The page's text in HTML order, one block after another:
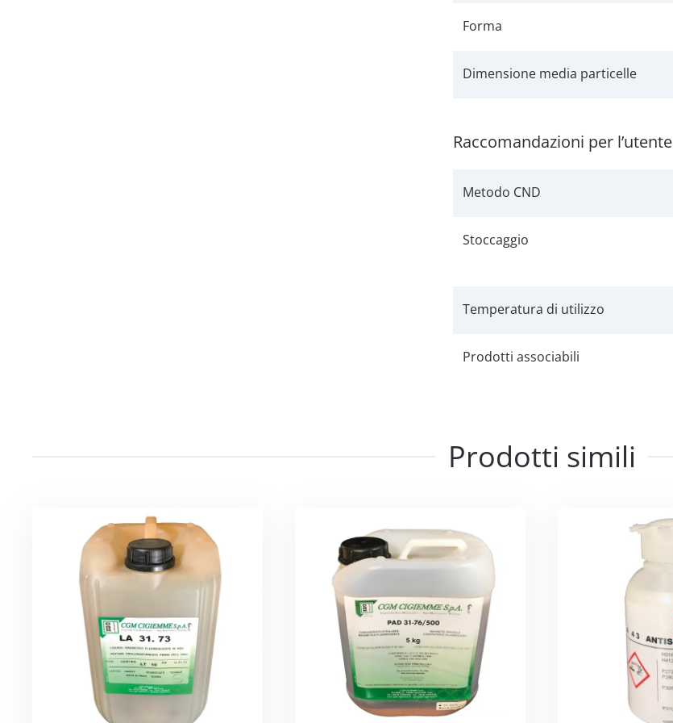
Forma
Dimensione media particelle
Raccomandazioni per l’utente
Metodo CND
Stoccaggio
Temperatura di utilizzo
Prodotti associabili
Prodotti simili